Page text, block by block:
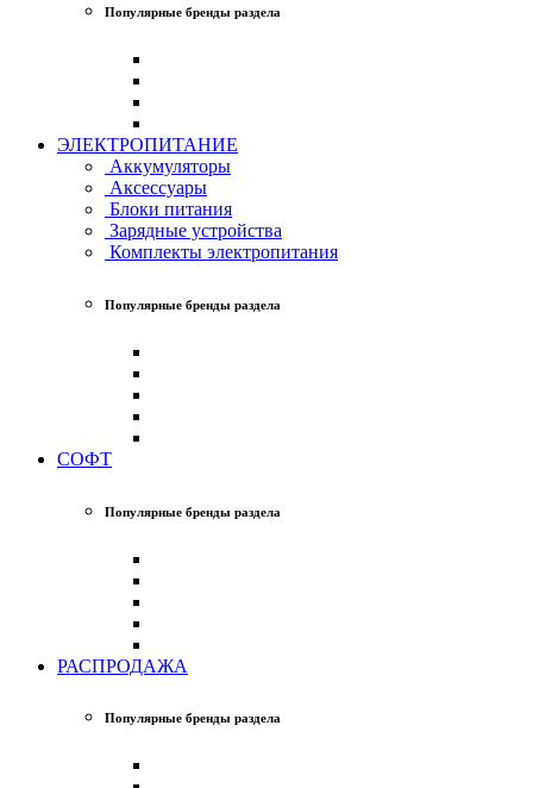
Популярные бренды раздела
ЭЛЕКТРОПИТАНИЕ
Аккумуляторы
Аксессуары
Блоки питания
Зарядные устройства
Комплекты электропитания
Популярные бренды раздела
СОФТ
Популярные бренды раздела
РАСПРОДАЖА
Популярные бренды раздела